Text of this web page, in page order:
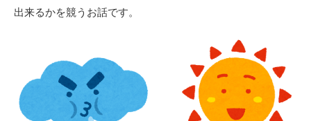
出来るかを競うお話です。